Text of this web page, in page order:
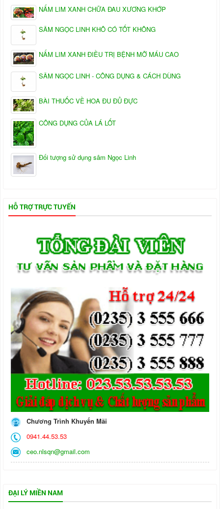
NẤM LIM XANH CHỮA ĐAU XƯƠNG KHỚP
SÂM NGỌC LINH KHÔ CÓ TỐT KHÔNG
NẤM LIM XANH ĐIỀU TRỊ BỆNH MỠ MÁU CAO
SÂM NGỌC LINH - CÔNG DỤNG & CÁCH DÙNG
BÀI THUỐC VỀ HOA ĐU ĐỦ ĐỰC
CÔNG DỤNG CỦA LÁ LỐT
Đối tượng sử dụng sâm Ngọc Linh
HỖ TRỢ TRỰC TUYẾN
Chương Trình Khuyến Mãi
0941.44.53.53
ceo.nlsqn@gmail.com
ĐẠI LÝ MIỀN NAM